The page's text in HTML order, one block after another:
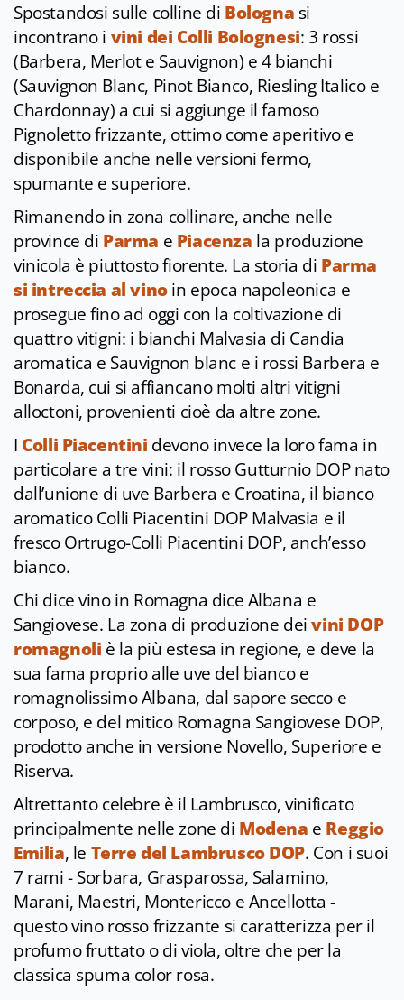
Spostandosi sulle colline di Bologna si
incontrano i vini dei Colli Bolognesi: 3 rossi
(Barbera, Merlot e Sauvignon) e 4 bianchi
(Sauvignon Blanc, Pinot Bianco, Riesling Italico e
Chardonnay) a cui si aggiunge il famoso
Pignoletto frizzante, ottimo come aperitivo e
disponibile anche nelle versioni fermo,
spumante e superiore.
Rimanendo in zona collinare, anche nelle
province di Parma e Piacenza la produzione
vinicola è piuttosto fiorente. La storia di Parma
si intreccia al vinoin epoca napoleonica e
prosegue fino ad oggi con la coltivazione di
quattro vitigni: i bianchi Malvasia di Candia
aromatica e Sauvignon blanc e i rossi Barbera e
Bonarda, cui si affiancano molti altri vitigni
alloctoni, provenienti cioè da altre zone.
I Colli Piacentini devono invece la loro fama in
particolare a tre vini: il rosso Gutturnio DOP nato
dall’unione di uve Barbera e Croatina, il bianco
aromatico Colli Piacentini DOP Malvasia e il
fresco Ortrugo-Colli Piacentini DOP, anch’esso
bianco.
Chi dice vino in Romagna dice Albana e
Sangiovese. La zona di produzione deivini DOP
romagnoli è la più estesa in regione, e deve la
sua fama proprio alle uve del bianco e
romagnolissimo Albana, dal sapore secco e
corposo, e del mitico Romagna Sangiovese DOP,
prodotto anche in versione Novello, Superiore e
Riserva.
Altrettanto celebre è il Lambrusco, vinificato
principalmente nelle zone di Modena e Reggio
Emilia, le Terre del Lambrusco DOP. Con i suoi
7 rami - Sorbara, Grasparossa, Salamino,
Marani, Maestri, Montericco e Ancellotta -
questo vino rosso frizzante si caratterizza per il
profumo fruttato o di viola, oltre che per la
classica spuma color rosa.